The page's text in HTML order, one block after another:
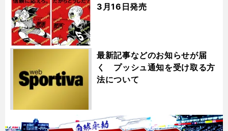
3月16日発売
最新記事などのお知らせが届
く プッシュ通知を受け取る方
法について